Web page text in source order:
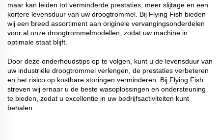
maar kan leiden tot verminderde prestaties, meer slijtage en een
kortere levensduur van uw droogtrommel. Bij Flying Fish bieden
wij een breed assortiment aan originele vervangingsonderdelen
voor al onze droogtrommelmodellen, zodat uw machine in
optimale staat blijft.
Door deze onderhoudstips op te volgen, kunt u de levensduur van
uw industriële droogtrommel verlengen, de prestaties verbeteren
en het risico op kostbare storingen verminderen. Bij Flying Fish
streven wij ernaar u de beste wasoplossingen en ondersteuning
te bieden, zodat u excellentie in uw bedrijfsactiviteiten kunt
behalen.